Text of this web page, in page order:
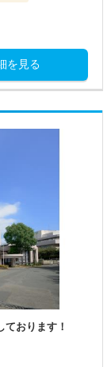
を見る
おります！